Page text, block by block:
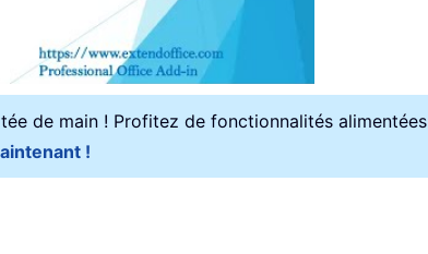
de main ! Profitez de fonctionnalités
!